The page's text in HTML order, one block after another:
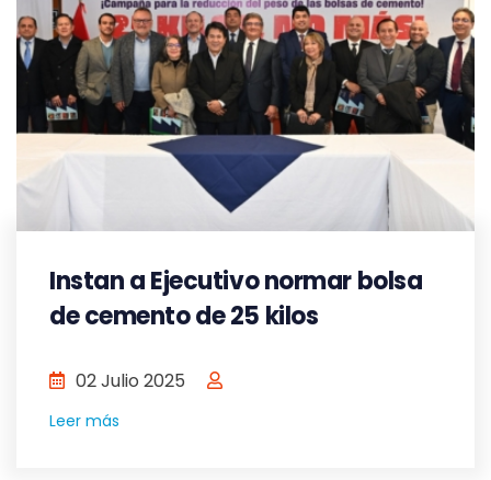
Instan a Ejecutivo normar bolsa
de cemento de 25 kilos
02 Julio 2025
Leer más